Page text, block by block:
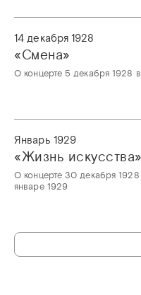
14 декабря 1928
«‎Смена»‎
О концерте 5 декабря 1928
Январь 1929
«‎Жизнь
О концерте 30 декабря
январе 1929